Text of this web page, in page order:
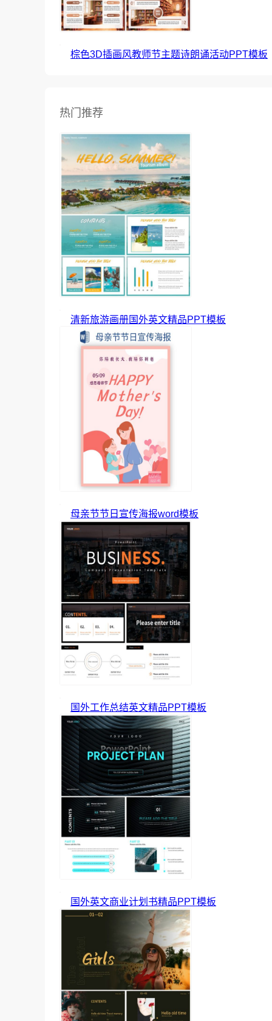
棕色3D插画风教师节主题诗朗诵活动PPT模板
热门推荐
清新旅游画册国外英文精品PPT模板
母亲节节日宣传海报word模板
国外工作总结英文精品PPT模板
国外英文商业计划书精品PPT模板